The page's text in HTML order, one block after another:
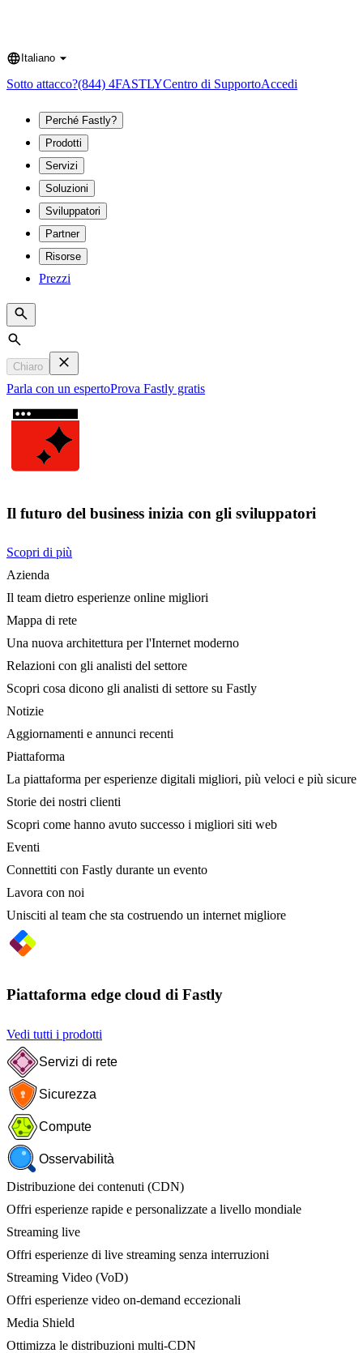
Language
Italiano
Sotto attacco?(844) 4FASTLYCentro di SupportoAccedi
Perché Fastly?
Prodotti
Servizi
Soluzioni
Sviluppatori
Partner
Risorse
Prezzi
Search
Chiaro
Parla con un espertoProva Fastly gratis
Il futuro del business inizia con gli sviluppatori
Scopri di più
Azienda
Il team dietro esperienze online migliori
Mappa di rete
Una nuova architettura per l'Internet moderno
Relazioni con gli analisti del settore
Scopri cosa dicono gli analisti di settore su Fastly
Notizie
Aggiornamenti e annunci recenti
Piattaforma
La piattaforma per esperienze digitali migliori, più veloci e più sicure
Storie dei nostri clienti
Scopri come hanno avuto successo i migliori siti web
Eventi
Connettiti con Fastly durante un evento
Lavora con noi
Unisciti al team che sta costruendo un internet migliore
Piattaforma edge cloud di Fastly
Vedi tutti i prodotti
Servizi di rete
Sicurezza
Compute
Osservabilità
Distribuzione dei contenuti (CDN)
Offri esperienze rapide e personalizzate a livello mondiale
Streaming live
Offri esperienze di live streaming senza interruzioni
Streaming Video (VoD)
Offri esperienze video on-demand eccezionali
Media Shield
Ottimizza le distribuzioni multi-CDN